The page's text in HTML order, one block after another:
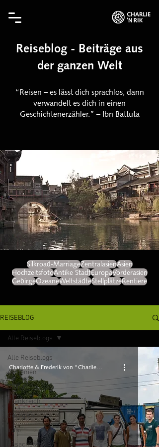
Reiseblog - Beiträge aus
der ganzen Welt
“Reisen – es lässt dich sprachlos, dann
verwandelt es dich in einen
Geschichtenerzähler.” – Ibn Battuta
Silkroad-MarriageZentralasienAsien
HochzeitsfotoAntike StadtEuropaVorderasien
GebirgeOzeaneWeltstädteStellplätzeRentiere
REISEBLOG
Alle Reiseblogs
Armenien
China
Frankreich
Georgien
Iran
Kasachstan
Alle Reiseblogs
Charlotte & Frederik von "Charlie 'n Rik"